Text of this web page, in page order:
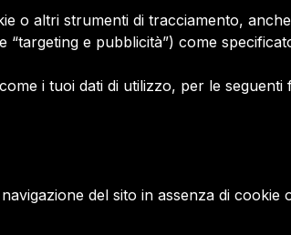
o altri strumenti di tracciamento,
“targeting e pubblicità”) come
i tuoi dati di utilizzo, per le seguenti
del sito in assenza di cookie